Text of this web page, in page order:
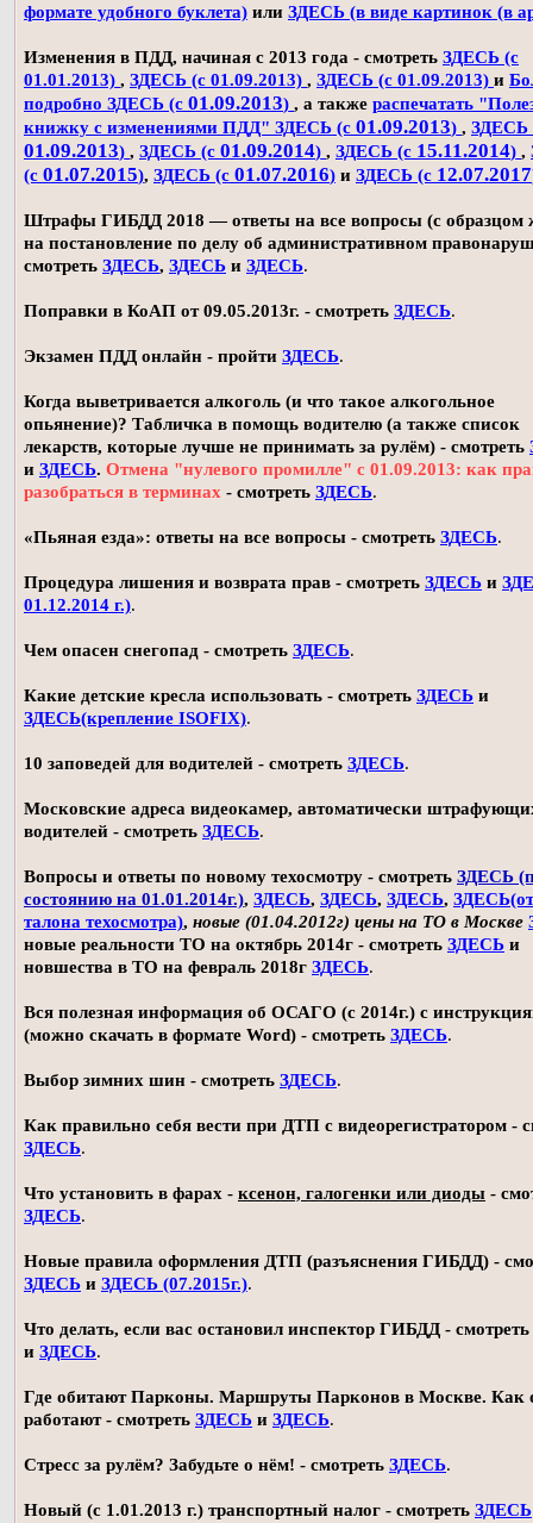
формате удобного буклета) или ЗДЕСЬ (в виде картинок (в
Изменения в ПДД, начиная с 2013 года - смотреть ЗДЕСЬ (с
01.01.2013) , ЗДЕСЬ (с 01.09.2013) , ЗДЕСЬ (с 01.09.2013) и
подробно ЗДЕСЬ (с 01.09.2013) , а также распечатать
книжку с изменениями ПДД" ЗДЕСЬ (с 01.09.2013) , ЗДЕСЬ
01.09.2013) , ЗДЕСЬ (с 01.09.2014) , ЗДЕСЬ (с 15.11.2014) ,
(с 01.07.2015), ЗДЕСЬ (с 01.07.2016) и ЗДЕСЬ (с 12.07.2017
Штрафы ГИБДД 2018 — ответы на все вопросы (с образцом
на постановление по делу об административном
смотреть ЗДЕСЬ, ЗДЕСЬ и ЗДЕСЬ.
Поправки в КоАП от 09.05.2013г. - смотреть ЗДЕСЬ.
Экзамен ПДД онлайн - пройти ЗДЕСЬ.
Когда выветривается алкоголь (и что такое алкогольное
опьянение)? Табличка в помощь водителю (а также список
лекарств, которые лучше не принимать за рулём) - смотреть
и ЗДЕСЬ. Отмена "нулевого промилле" с 01.09.2013: как
разобраться в терминах - смотреть ЗДЕСЬ.
«Пьяная езда»: ответы на все вопросы - смотреть ЗДЕСЬ.
Процедура лишения и возврата прав - смотреть ЗДЕСЬ и
01.12.2014 г.).
Чем опасен снегопад - смотреть ЗДЕСЬ.
Какие детские кресла использовать - смотреть ЗДЕСЬ и
ЗДЕСЬ(крепление ISOFIX).
10 заповедей для водителей - смотреть ЗДЕСЬ.
Московские адреса видеокамер, автоматически
водителей - смотреть ЗДЕСЬ.
Вопросы и ответы по новому техосмотру - смотреть ЗДЕСЬ
состоянию на 01.01.2014г.), ЗДЕСЬ, ЗДЕСЬ, ЗДЕСЬ,
талона техосмотра), новые (01.04.2012г) цены на ТО в Москве
новые реальности ТО на октябрь 2014г - смотреть ЗДЕСЬ и
новшества в ТО на февраль 2018г ЗДЕСЬ.
Вся полезная информация об ОСАГО (с 2014г.) с
(можно скачать в формате Word) - смотреть ЗДЕСЬ.
Выбор зимних шин - смотреть ЗДЕСЬ.
Как правильно себя вести при ДТП с видеорегистратором -
ЗДЕСЬ.
Что установить в фарах - ксенон, галогенки или диоды -
ЗДЕСЬ.
Новые правила оформления ДТП (разъяснения ГИБДД) -
ЗДЕСЬ и ЗДЕСЬ (07.2015г.).
Что делать, если вас остановил инспектор ГИБДД - смотреть
и ЗДЕСЬ.
Где обитают Парконы. Маршруты Парконов в Москве. Как
работают - смотреть ЗДЕСЬ и ЗДЕСЬ.
Стресс за рулём? Забудьте о нём! - смотреть ЗДЕСЬ.
Новый (с 1.01.2013 г.) транспортный налог - смотреть ЗДЕСЬ